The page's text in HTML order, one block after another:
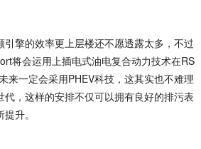
擎的效率更上层楼还不愿透露太多，不过
将会运用上插电式油电复合动力技术在RS
来一定会采用PHEV科技，这其实也不难理
，这样的安排不仅可以拥有良好的排污表
升。